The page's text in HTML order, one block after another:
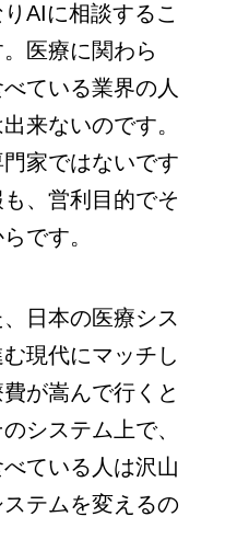
AIに相談するこ
医療に関わら
ている業界の人
来ないのです。
家ではないです
、営利目的でそ
です。
日本の医療シス
現代にマッチし
が嵩んで行くと
システム上で、
ている人は沢山
テムを変えるの